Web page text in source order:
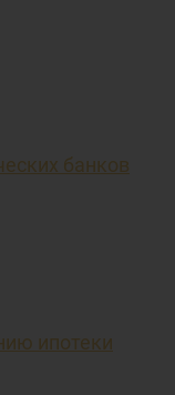
банков
ипотеки